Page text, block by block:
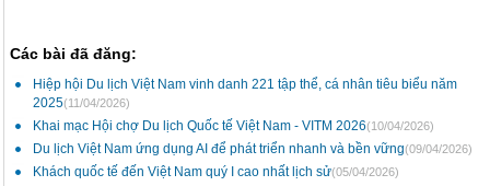
Các bài đã đăng:
Hiệp hội Du lịch Việt Nam vinh danh 221 tập thể, cá nhân tiêu biểu năm
2025(11/04/2026)
Khai mạc Hội chợ Du lịch Quốc tế Việt Nam - VITM 2026(10/04/2026)
Du lịch Việt Nam ứng dụng AI để phát triển nhanh và bền vững(09/04/2026)
Khách quốc tế đến Việt Nam quý I cao nhất lịch sử(05/04/2026)